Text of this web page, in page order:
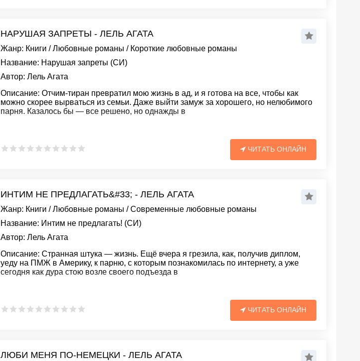
НАРУШАЯ ЗАПРЕТЫ - ЛЕЛЬ АГАТА
Жанр: Книги /Любовные романы / Короткие любовные романы
Название: Нарушая запреты (СИ)
Автор: Лель Агата
Описание: Отчим-тиран превратил мою жизнь в ад, и я готова на все, чтобы как
можно скорее вырваться из семьи. Даже выйти замуж за хорошего, но нелюбимого
парня. Казалось бы — все решено, но однажды в
ЧИТАТЬ ОНЛАЙН
ИНТИМ НЕ ПРЕДЛАГАТЬ&#33; - ЛЕЛЬ АГАТА
Жанр: Книги /Любовные романы /Современные любовные романы
Название: Интим не предлагать! (СИ)
Автор: Лель Агата
Описание: Странная штука — жизнь. Ещё вчера я грезила, как, получив диплом,
уеду на ПМЖ в Америку, к парню, с которым познакомилась по интернету, а уже
сегодня как дура стою возле своего подъезда в
ЧИТАТЬ ОНЛАЙН
ЛЮБИ МЕНЯ ПО-НЕМЕЦКИ - ЛЕЛЬ АГАТА